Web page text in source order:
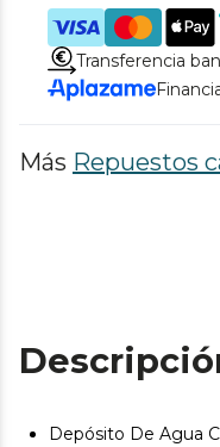
Transferencia
Más Repuestos
Depósito De Agua